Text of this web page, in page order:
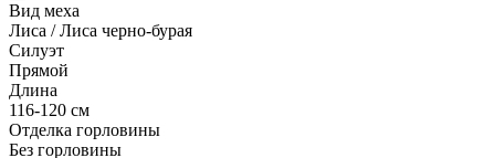
Вид меха
Лиса / Лиса черно-бурая
Силуэт
Прямой
Длина
116-120 см
Отделка горловины
Без горловины